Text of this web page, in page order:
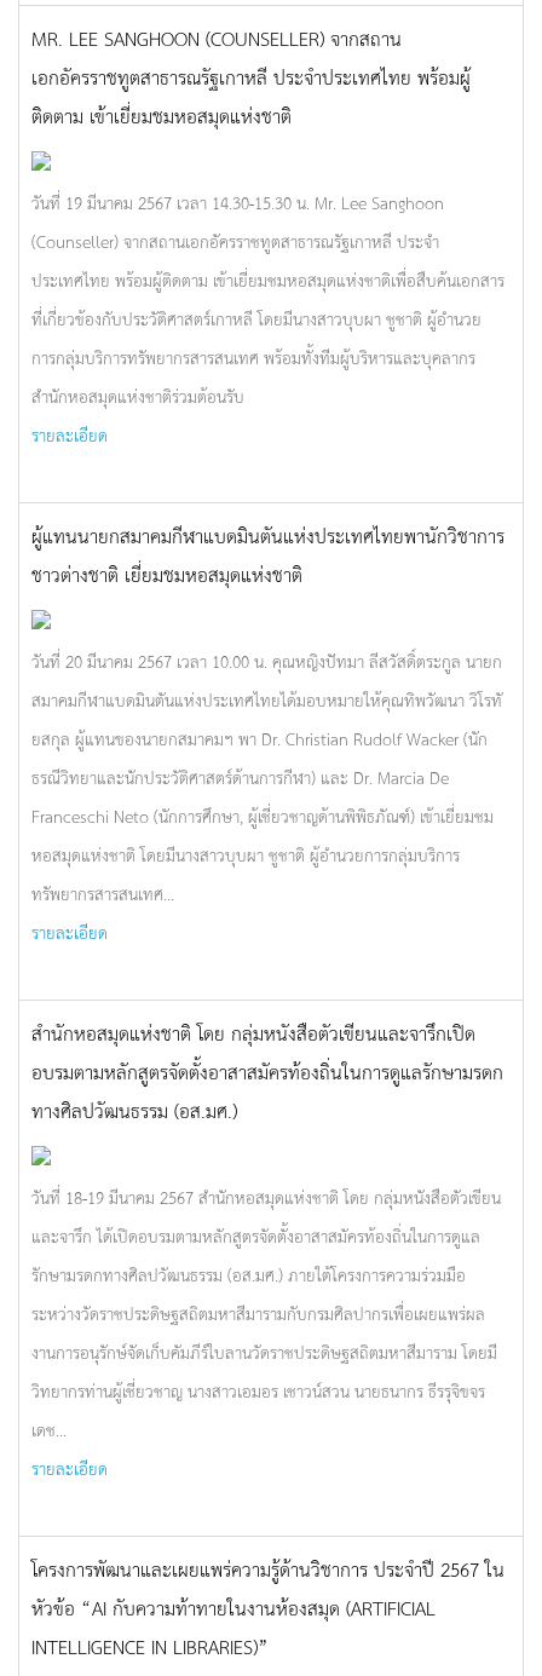
MR. LEE SANGHOON (COUNSELLER) จากสถาน
เอกอัครราชทูตสาธารณรัฐเกาหลี ประจำประเทศไทย พร้อมผู้
ติดตาม เข้าเยี่ยมชมหอสมุดแห่งชาติ
วันที่ 19 มีนาคม 2567 เวลา 14.30-15.30 น. Mr. Lee Sanghoon
(Counseller) จากสถานเอกอัครราชทูตสาธารณรัฐเกาหลี ประจำ
ประเทศไทย พร้อมผู้ติดตาม เข้าเยี่ยมชมหอสมุดแห่งชาติเพื่อสืบค้นเอกสาร
ที่เกี่ยวข้องกับประวัติศาสตร์เกาหลี โดยมีนางสาวบุบผา ชูชาติ ผู้อำนวย
การกลุ่มบริการทรัพยากรสารสนเทศ พร้อมทั้งทีมผู้บริหารและบุคลากร
สำนักหอสมุดแห่งชาติร่วมต้อนรับ
รายละเอียด
ผู้แทนนายกสมาคมกีฬาแบดมินตันแห่งประเทศไทยพานักวิชาการ
ชาวต่างชาติ เยี่ยมชมหอสมุดแห่งชาติ
วันที่ 20 มีนาคม 2567 เวลา 10.00 น. คุณหญิงปัทมา ลีสวัสดิ์ตระกูล นายก
สมาคมกีฬาแบดมินตันแห่งประเทศไทยได้มอบหมายให้คุณทิพวัฒนา วิโรทั
ยสกุล ผู้แทนของนายกสมาคมฯ พา Dr. Christian Rudolf Wacker (นัก
ธรณีวิทยาและนักประวัติศาสตร์ด้านการกีฬา) และ Dr. Marcia De
Franceschi Neto (นักการศึกษา, ผู้เชี่ยวชาญด้านพิพิธภัณฑ์) เข้าเยี่ยมชม
หอสมุดแห่งชาติ โดยมีนางสาวบุบผา ชูชาติ ผู้อำนวยการกลุ่มบริการ
ทรัพยากรสารสนเทศ...
รายละเอียด
สำนักหอสมุดแห่งชาติ โดย กลุ่มหนังสือตัวเขียนและจารึกเปิด
อบรมตามหลักสูตรจัดตั้งอาสาสมัครท้องถิ่นในการดูแลรักษามรดก
ทางศิลปวัฒนธรรม (อส.มศ.)
วันที่ 18-19 มีนาคม 2567 สำนักหอสมุดแห่งชาติ โดย กลุ่มหนังสือตัวเขียน
และจารึก ได้เปิดอบรมตามหลักสูตรจัดตั้งอาสาสมัครท้องถิ่นในการดูแล
รักษามรดกทางศิลปวัฒนธรรม (อส.มศ.) ภายใต้โครงการความร่วมมือ
ระหว่างวัดราชประดิษฐสถิตมหาสีมารามกับกรมศิลปากรเพื่อเผยแพร่ผล
งานการอนุรักษ์จัดเก็บคัมภีร์ใบลานวัดราชประดิษฐสถิตมหาสีมาราม โดยมี
วิทยากรท่านผู้เชี่ยวชาญ นางสาวเอมอร เชาวน์สวน นายธนากร ธีรรุจิขจร
เดช...
รายละเอียด
โครงการพัฒนาและเผยแพร่ความรู้ด้านวิชาการ ประจำปี 2567 ใน
หัวข้อ “AI กับความท้าทายในงานห้องสมุด (ARTIFICIAL
INTELLIGENCE IN LIBRARIES)”